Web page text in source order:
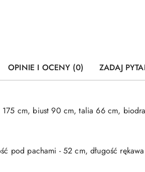
OPINIE I OCENY (0) ZADAJ
cm, biust 90 cm, talia 66 cm,
pod pachami - 52 cm, długość